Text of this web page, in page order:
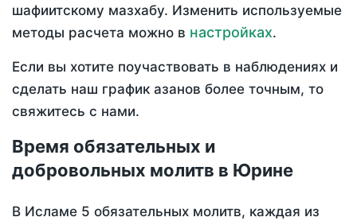
шафиитскому мазхабу. Изменить используемые
методы расчета можно в настройках.
Если вы хотите поучаствовать в наблюдениях и
сделать наш график азанов более точным, то
свяжитесь с нами.
Время обязательных и
добровольных молитв в Юрине
В Исламе 5 обязательных молитв, каждая из